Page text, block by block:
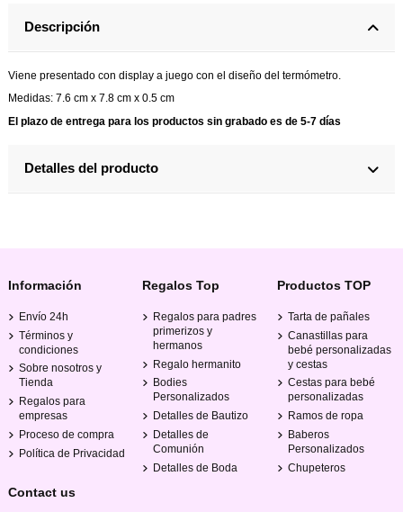
Descripción
Viene presentado con display a juego con el diseño del termómetro.
Medidas: 7.6 cm x 7.8 cm x 0.5 cm
El plazo de entrega para los productos sin grabado es de 5-7 días
Detalles del producto
Información
Envío 24h
Términos y
condiciones
Sobre nosotros y
Tienda
Regalos para
empresas
Proceso de compra
Política de Privacidad
Regalos Top
Regalos para padres
primerizos y
hermanos
Regalo hermanito
Bodies
Personalizados
Detalles de Bautizo
Detalles de
Comunión
Detalles de Boda
Productos TOP
Tarta de pañales
Canastillas para
bebé personalizadas
y cestas
Cestas para bebé
personalizadas
Ramos de ropa
Baberos
Personalizados
Chupeteros
Contact us